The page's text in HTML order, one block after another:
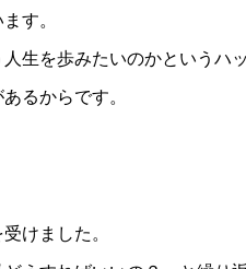
す。
生を歩みたいのかというハ
るからです。
けました。